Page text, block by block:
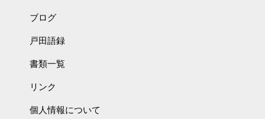
ブログ
戸田語録
書類一覧
リンク
個人情報について